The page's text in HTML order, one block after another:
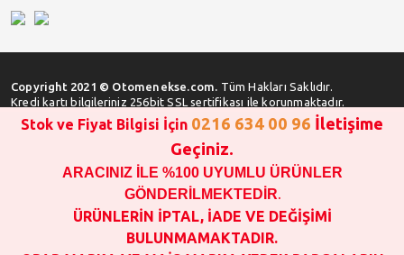
Copyright 2021 © Otomenekse.com. Tüm Hakları Saklıdır.
Kredi kartı bilgileriniz 256bit SSL sertifikası ile korunmaktadır.
SATIN ALMA İŞLEMİ YAPMADAN ÖNCE
STOK VE FİYAT BİLGİSİ ALINIZ !!!
1000 TL VE ÜSTÜ SİPARİŞ VERİLEBİLİR!!!
OPAR MARKA VE MAİS MARKA YEDEK PARÇALARIN
GARANTİSİ YOKTUR!!!!!!!!!!!
Stok ve Fiyat Bilgisi İçin 0216 634 00 96 İletişime
Geçiniz.
ARACINIZ İLE %100 UYUMLU ÜRÜNLER
GÖNDERİLMEKTEDİR.
ÜRÜNLERİN İPTAL, İADE VE DEĞİŞİMİ
BULUNMAMAKTADIR.